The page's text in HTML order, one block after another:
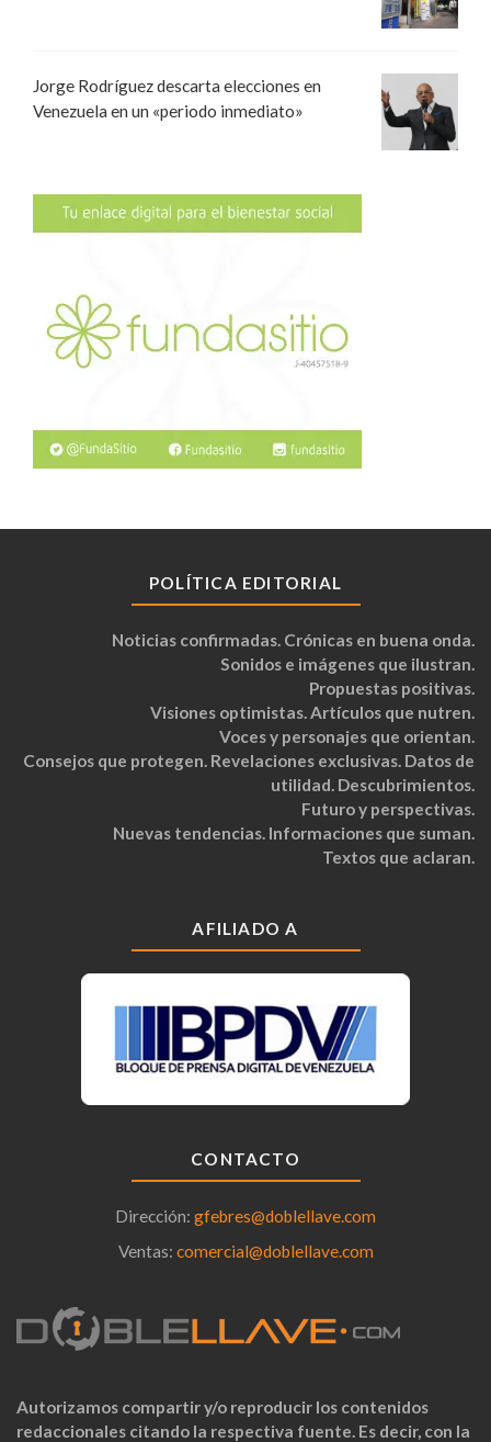
Jorge Rodríguez descarta elecciones en
Venezuela en un «periodo inmediato»
POLÍTICA EDITORIAL
Noticias confirmadas. Crónicas en buena onda.
Sonidos e imágenes que ilustran.
Propuestas positivas.
Visiones optimistas. Artículos que nutren.
Voces y personajes que orientan.
Consejos que protegen. Revelaciones exclusivas. Datos de
utilidad. Descubrimientos.
Futuro y perspectivas.
Nuevas tendencias. Informaciones que suman.
Textos que aclaran.
AFILIADO A
CONTACTO
Dirección: gfebres@doblellave.com
Ventas: comercial@doblellave.com
Autorizamos compartir y/o reproducir los contenidos
redaccionales citando la respectiva fuente. Es decir, con la